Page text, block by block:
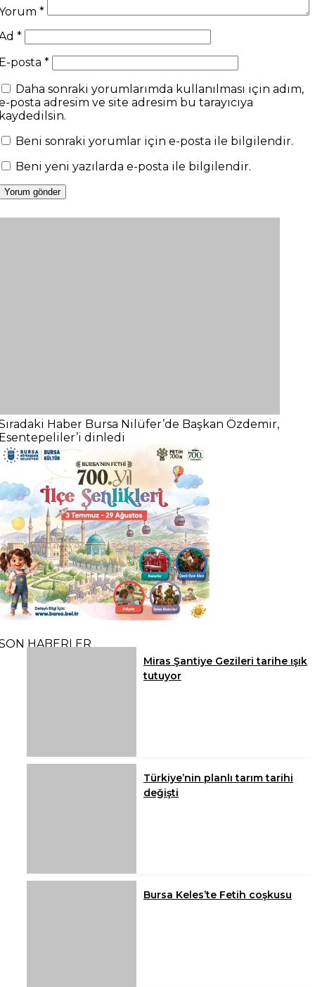
*
*
posta *
Daha sonraki yorumlarımda kullanılması için adım,
posta adresim ve site adresim bu tarayıcıya
Beni sonraki yorumlar için e-posta ile bilgilendir.
Beni yeni yazılarda e-posta ile bilgilendir.
Haber Bursa Nilüfer’de Başkan Özdemir,
dinledi
HABERLER
Miras Şantiye Gezileri tarihe ışık
tutuyor
Türkiye’nin planlı tarım tarihi
değişti
Bursa Keles’te Fetih coşkusu